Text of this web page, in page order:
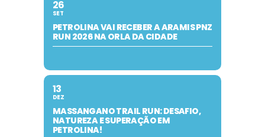
26
SET
PETROLINA VAI RECEBER A ARAMIS PNZ
RUN 2026 NA ORLA DA CIDADE
13
DEZ
MASSANGANO TRAIL RUN: DESAFIO,
NATUREZA E SUPERAÇÃO EM
PETROLINA!